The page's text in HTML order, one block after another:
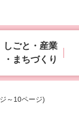
しごと・産業
・まちづくり
～10ページ)